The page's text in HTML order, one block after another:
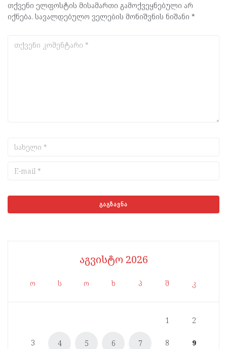
თქვენი ელფოსტის მისამართი გამოქვეყნებული არ
იქნება. სავალდებულო ველების მონიშვნის ნიშანი *
აგვისტო 2026
ო ს ო ხ პ შ კ
1 2
3 4 5 6 7 8 9